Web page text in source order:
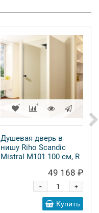
Душевая дверь в
нишу Riho Scandic
Mistral M101 100 см, R
49 168 ₽
+
-
Купить